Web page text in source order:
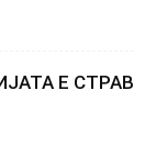
Е СТРАВ